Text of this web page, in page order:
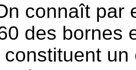
connaît par
des bornes